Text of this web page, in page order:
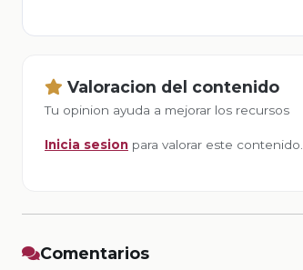
Valoracion del contenido
Tu opinion ayuda a mejorar los recursos
Inicia sesion para valorar este contenido.
Comentarios